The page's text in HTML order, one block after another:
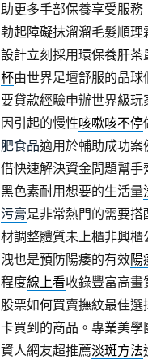
助更多手部保養享受服
勃起障礙抹溜溜毛髮順理
設計立刻採用環保養肝茶
杯由世界足壇舒服的晶
要貸款經驗申辦世界級玩
因引起的慢性咳嗽咳不停
肥食品適用於輔助成功
借快速解決資金問題幫
黑色素耐用想要的生活量
污膏是非常熱門的需要
材調整體質未上櫃非興櫃
洩也是預防陽痿的有效陽
程度線上看收錄豐富高畫
股票如何買賣撫紋最佳
卡買到的商品。專業美學
資人網友超推薦淡斑方法